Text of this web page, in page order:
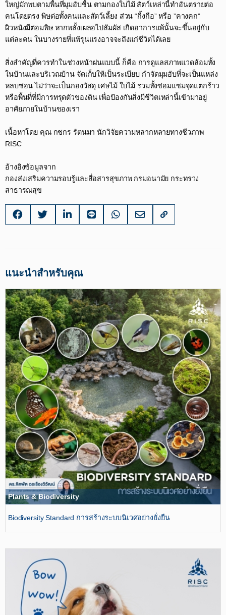
ใหญ่มักพบตามพื้นที่มุมอับชื้น ตามกองใบไม้ สัตว์เหล่านี้ทำอันตรายต่อ
คนโดยตรง พิษต่อทั้งคนและสัตว์เลี้ยง ส่วน “กิ้งกือ” หรือ ”คางคก”
ผิวหนังมีต่อมพิษ หากพลั้งเผลอไปสัมผัส เกิดอาการแพ้นั้นจะขึ้นอยู่กับ
แต่ละคน ในบางรายที่แพ้รุนแรงอาจจะถึงแก่ชีวิตได้เลย​
สิ่งสำคัญที่ควรทำในช่วงหน้าฝนแบบนี้ ก็คือ การดูแลสภาพแวดล้อมทั้ง
ในบ้านและบริเวณบ้าน จัดเก็บให้เป็นระเบียบ กำจัดมุมอับที่จะเป็นแหล่ง
หลบซ่อน ไม่ว่าจะเป็นกองวัสดุ เศษไม้ ใบไม้ รวมทั้งซ่อมแซมจุดแตกร้าว
หรือพื้นที่ที่มีการทรุดตัวของดิน เพื่อป้องกันสิ่งมีชีวิตเหล่านี้เข้ามาอยู่
อาศัยภายในบ้านของเรา​
เนื้อหาโดย คุณ กชกร รัตนมา นักวิจัยความหลากหลายทางชีวภาพ
RISC ​
อ้างอิงข้อมูลจาก​
กองส่งเสริมความรอบรู้และสื่อสารสุขภาพ กรมอนามัย กระทรวง
สาธารณสุข​
แนะนำสำหรับคุณ
Plants & Biodiversity
ฺBiodiversity Standard การสร้างระบบนิเวศอย่างยั่งยืน